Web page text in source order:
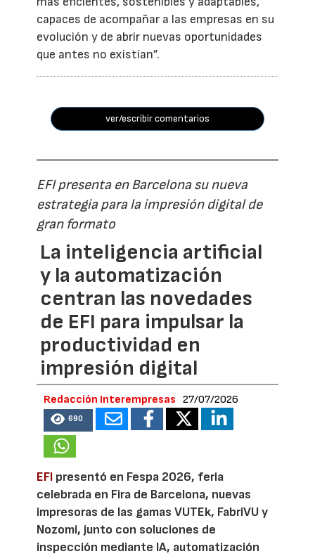
capaces de acompañar a las empresas en su
evolución y de abrir nuevas oportunidades
que antes no existían”.
ver/escribir comentarios
EFI presenta en Barcelona su nueva
estrategia para la impresión digital de
gran formato
La inteligencia artificial
y la automatización
centran las novedades
de EFI para impulsar la
productividad en
impresión digital
Redacción Interempresas 27/07/2026
690
EFI presentó en Fespa 2026, feria
celebrada en Fira de Barcelona, nuevas
impresoras de las gamas VUTEk, FabriVU y
Nozomi, junto con soluciones de
inspección mediante IA, automatización